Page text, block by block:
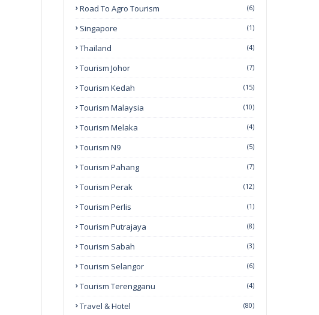
Road To Agro Tourism (6)
Singapore (1)
Thailand (4)
Tourism Johor (7)
Tourism Kedah (15)
Tourism Malaysia (10)
Tourism Melaka (4)
Tourism N9 (5)
Tourism Pahang (7)
Tourism Perak (12)
Tourism Perlis (1)
Tourism Putrajaya (8)
Tourism Sabah (3)
Tourism Selangor (6)
Tourism Terengganu (4)
Travel & Hotel (80)